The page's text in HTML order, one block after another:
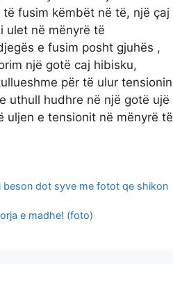
fusim këmbët në të, një çaj
ulet në mënyrë të
e fusim posht gjuhës ,
një gotë caj hibisku,
për të ulur tensionin
uthull hudhre në një gotë ujë
uljen e tensionit në mënyrë të
beson dot syve me fotot qe shikon
e madhe! (foto)